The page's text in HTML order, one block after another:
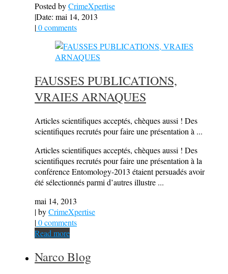
Posted byCrimeXpertise
|Date: mai 14, 2013
|0 comments
FAUSSES PUBLICATIONS,
VRAIES ARNAQUES
Articles scientifiques acceptés, chèques aussi ! Des
scientifiques recrutés pour faire une présentation à ...
Articles scientifiques acceptés, chèques aussi ! Des
scientifiques recrutés pour faire une présentation à la
conférence Entomology-2013 étaient persuadés avoir
été sélectionnés parmi d’autres illustre ...
mai 14, 2013
| byCrimeXpertise
|0 comments
Read more
Narco Blog